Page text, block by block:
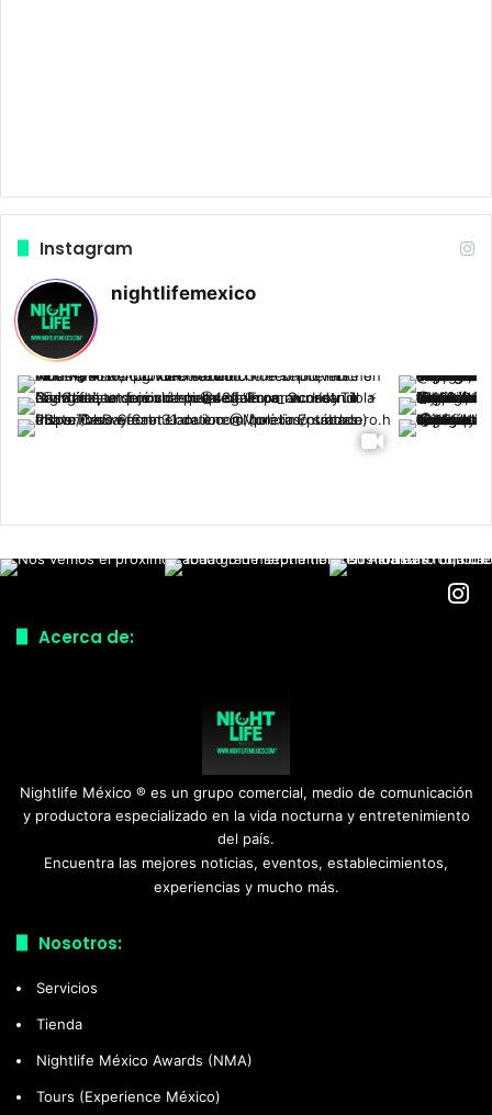
Instagram
nightlifemexico
Acerca de:
Nightlife México ® es un grupo comercial, medio de comunicación
y productora especializado en la vida nocturna y entretenimiento
del país.
Encuentra las mejores noticias, eventos, establecimientos,
experiencias y mucho más.
Nosotros:
Servicios
Tienda
Nightlife México Awards (NMA)
Tours (Experience México)